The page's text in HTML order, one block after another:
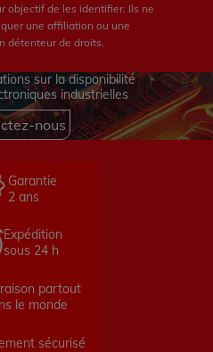
objectif de les identifier. Ils ne
une affiliation ou une
détenteur de droits.
sur la disponibilité
industrielles
nous
Garantie
2 ans
Expédition
sous 24 h
partout
le monde
sécurisé